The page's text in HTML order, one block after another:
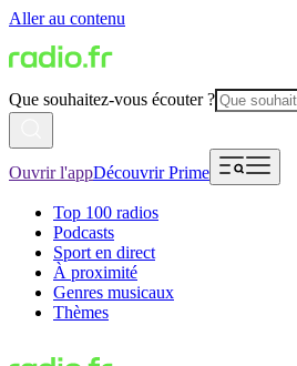
Aller au contenu
Que souhaitez-vous écouter ?
Ouvrir l'appDécouvrir Prime
Top 100 radios
Podcasts
Sport en direct
À proximité
Genres musicaux
Thèmes